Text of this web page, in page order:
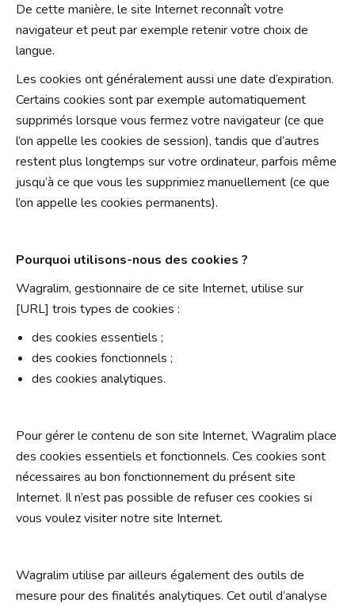
De cette manière, le site Internet reconnaît votre
navigateur et peut par exemple retenir votre choix de
langue.
Les cookies ont généralement aussi une date d’expiration.
Certains cookies sont par exemple automatiquement
supprimés lorsque vous fermez votre navigateur (ce que
l’on appelle les cookies de session), tandis que d’autres
restent plus longtemps sur votre ordinateur, parfois même
jusqu’à ce que vous les supprimiez manuellement (ce que
l’on appelle les cookies permanents).
Pourquoi utilisons-nous des cookies ?
Wagralim, gestionnaire de ce site Internet, utilise sur
[URL] trois types de cookies :
des cookies essentiels ;
des cookies fonctionnels ;
des cookies analytiques.
Pour gérer le contenu de son site Internet, Wagralim place
des cookies essentiels et fonctionnels. Ces cookies sont
nécessaires au bon fonctionnement du présent site
Internet. Il n’est pas possible de refuser ces cookies si
vous voulez visiter notre site Internet.
Wagralim utilise par ailleurs également des outils de
mesure pour des finalités analytiques. Cet outil d’analyse